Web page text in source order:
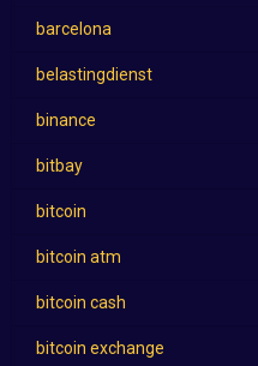
barcelona
belastingdienst
binance
bitbay
bitcoin
bitcoin atm
bitcoin cash
bitcoin exchange